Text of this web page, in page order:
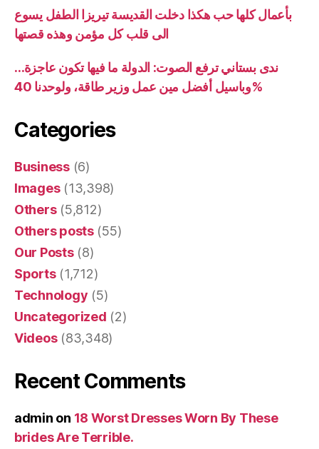
بأعمال كلها حب هكذا دخلت القديسة تيريزا الطفل يسوع
الى قلب كل مؤمن وهذه قصتها
ندى بستاني ترفع الصوت: الدولة ما فيها تكون عاجزة…
وباسيل أفضل مين عمل وزير طاقة، ولوحدنا 40%
Categories
Business(6)
Images(13,398)
Others(5,812)
Others posts(55)
Our Posts(8)
Sports(1,712)
Technology (5)
Uncategorized (2)
Videos(83,348)
Recent Comments
admin on 18 Worst Dresses Worn By These
brides Are Terrible.